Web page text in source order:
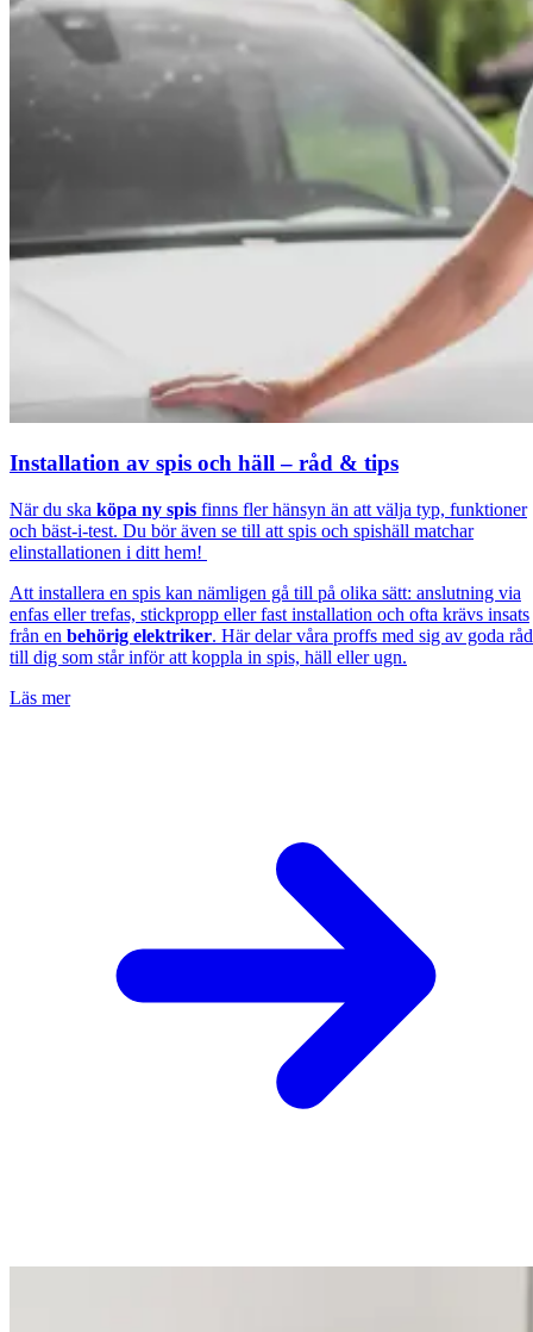
Installation av spis och häll – råd & tips
När du ska köpa ny spis finns fler hänsyn än att välja typ, funktioner
och bäst-i-test. Du bör även se till att spis och spishäll matchar
elinstallationen i ditt hem!
Att installera en spis kan nämligen gå till på olika sätt: anslutning via
enfas eller trefas, stickpropp eller fast installation och ofta krävs insats
från en behörig elektriker. Här delar våra proffs med sig av goda råd
till dig som står inför att koppla in spis, häll eller ugn.
Läs mer